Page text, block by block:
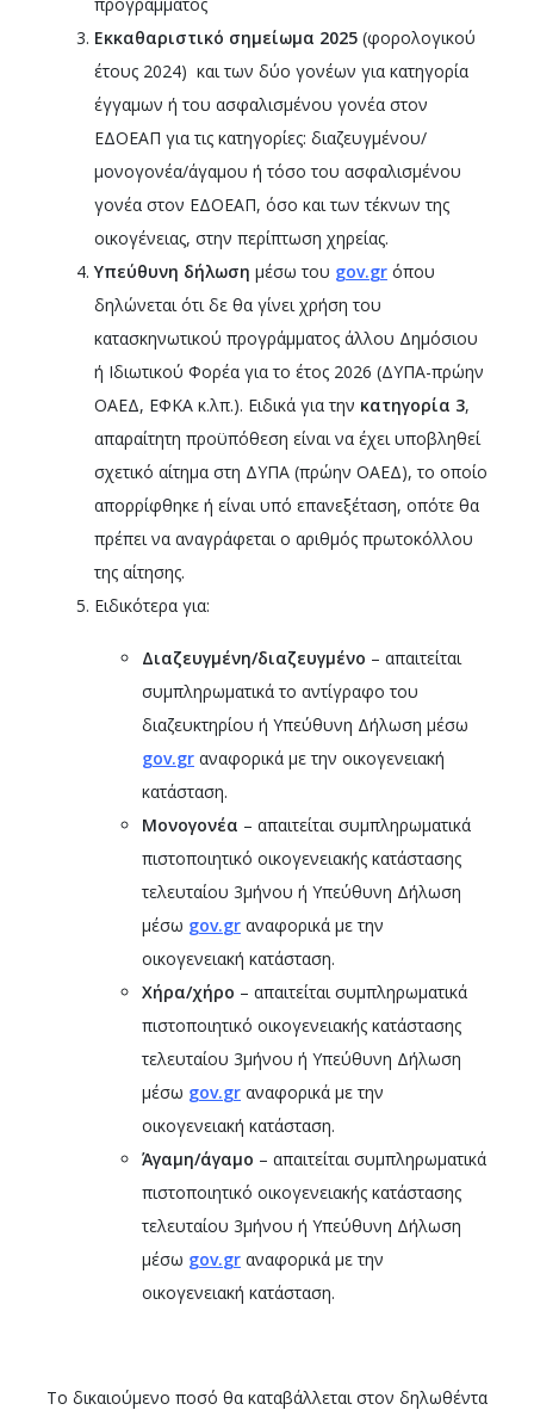
Εκκαθαριστικό σημείωμα 2025 (φορολογικού
έτους 2024) και των δύο γονέων για κατηγορία
έγγαμων ή του ασφαλισμένου γονέα στον
ΕΔΟΕΑΠ για τις κατηγορίες: διαζευγμένου/
μονογονέα/άγαμου ή τόσο του ασφαλισμένου
γονέα στον ΕΔΟΕΑΠ, όσο και των τέκνων της
οικογένειας, στην περίπτωση χηρείας.
Υπεύθυνη δήλωση μέσω του gov.gr όπου
δηλώνεται ότι δε θα γίνει χρήση του
κατασκηνωτικού προγράμματος άλλου Δημόσιου
ή Ιδιωτικού Φορέα για το έτος 2026 (ΔΥΠΑ-πρώην
ΟΑΕΔ, ΕΦΚΑ κ.λπ.). Ειδικά για την κατηγορία 3,
απαραίτητη προϋπόθεση είναι να έχει υποβληθεί
σχετικό αίτημα στη ΔΥΠΑ (πρώην ΟΑΕΔ), το οποίο
απορρίφθηκε ή είναι υπό επανεξέταση, οπότε θα
πρέπει να αναγράφεται ο αριθμός πρωτοκόλλου
της αίτησης.
Ειδικότερα για:
Διαζευγμένη/διαζευγμένο – απαιτείται
συμπληρωματικά το αντίγραφο του
διαζευκτηρίου ή Υπεύθυνη Δήλωση μέσω
gov.gr αναφορικά με την οικογενειακή
κατάσταση.
Μονογονέα – απαιτείται συμπληρωματικά
πιστοποιητικό οικογενειακής κατάστασης
τελευταίου 3μήνου ή Υπεύθυνη Δήλωση
μέσω gov.gr αναφορικά με την
οικογενειακή κατάσταση.
Χήρα/χήρο – απαιτείται συμπληρωματικά
πιστοποιητικό οικογενειακής κατάστασης
τελευταίου 3μήνου ή Υπεύθυνη Δήλωση
μέσω gov.gr αναφορικά με την
οικογενειακή κατάσταση.
Άγαμη/άγαμο – απαιτείται συμπληρωματικά
πιστοποιητικό οικογενειακής κατάστασης
τελευταίου 3μήνου ή Υπεύθυνη Δήλωση
μέσω gov.gr αναφορικά με την
οικογενειακή κατάσταση.
Το δικαιούμενο ποσό θα καταβάλλεται στον δηλωθέντα